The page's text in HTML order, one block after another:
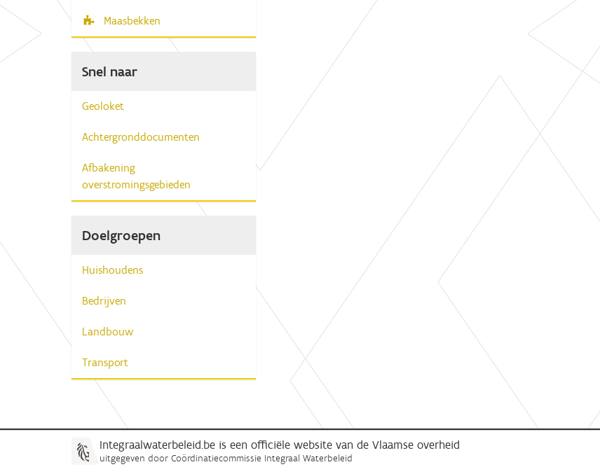
Maasbekken
Snel naar
Geoloket
Achtergronddocumenten
Afbakening
overstromingsgebieden
Doelgroepen
Huishoudens
Bedrijven
Landbouw
Transport
Integraalwaterbeleid.be is een officiële website van de Vlaamse overheid
uitgegeven door Coördinatiecommissie Integraal Waterbeleid